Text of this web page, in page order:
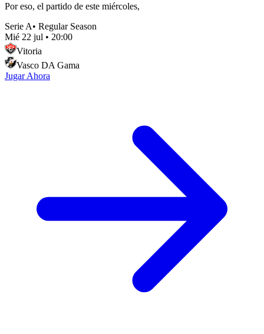
Por eso, el partido de este miércoles,
Serie A• Regular Season
Mié 22 jul • 20:00
Vitoria
Vasco DA Gama
Jugar Ahora